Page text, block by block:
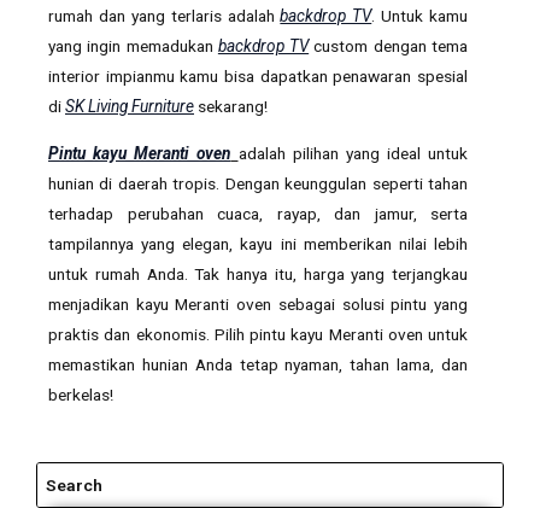
rumah dan yang terlaris adalahbackdrop TV. Untuk kamu
yang ingin memadukan backdrop TVcustom dengan tema
interior impianmu kamu bisa dapatkan penawaran spesial
diSK Living Furniture sekarang!
Pintu kayu Meranti oven adalah pilihan yang ideal untuk
hunian di daerah tropis. Dengan keunggulan seperti tahan
terhadap perubahan cuaca, rayap, dan jamur, serta
tampilannya yang elegan, kayu ini memberikan nilai lebih
untuk rumah Anda. Tak hanya itu, harga yang terjangkau
menjadikan kayu Meranti oven sebagai solusi pintu yang
praktis dan ekonomis. Pilih pintu kayu Meranti oven untuk
memastikan hunian Anda tetap nyaman, tahan lama, dan
berkelas!